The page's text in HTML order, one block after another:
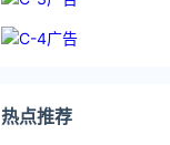
热点推荐